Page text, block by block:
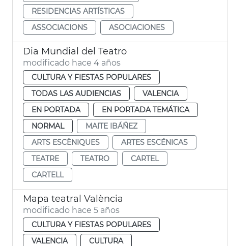
RESIDENCIAS ARTÍSTICAS
ASSOCIACIONS
ASOCIACIONES
Dia Mundial del Teatro
modificado hace 4 años
CULTURA Y FIESTAS POPULARES
TODAS LAS AUDIENCIAS
VALENCIA
EN PORTADA
EN PORTADA TEMÁTICA
NORMAL
MAITE IBÁÑEZ
ARTS ESCÈNIQUES
ARTES ESCÉNICAS
TEATRE
TEATRO
CARTEL
CARTELL
Mapa teatral València
modificado hace 5 años
CULTURA Y FIESTAS POPULARES
VALENCIA
CULTURA